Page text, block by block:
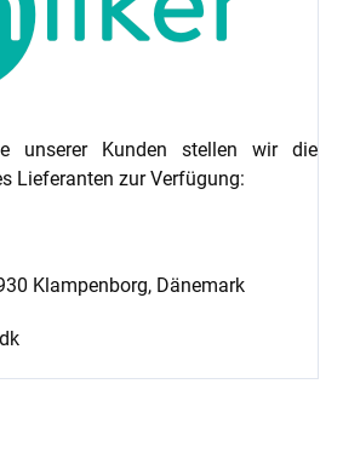
unserer Kunden stellen wir die
Lieferanten zur Verfügung:
Klampenborg, Dänemark